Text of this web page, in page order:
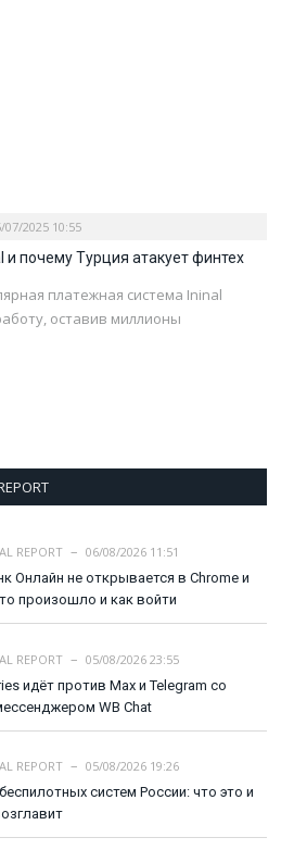
07/2025 10:55
и почему Турция атакует финтех
платежная система Ininal
оставив миллионы
REPORT
06/08/2026 11:51
Онлайн не открывается в Chrome и
произошло и как войти
REPORT
05/08/2026 23:55
идёт против Max и Telegram со
WB Chat
REPORT
05/08/2026 19:26
систем России: что это и